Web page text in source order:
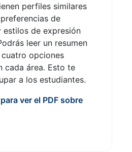
perfiles similares
de
estilos de expresión
leer un resumen
opciones
cada área. Esto te
a los estudiantes.
ver el PDF sobre